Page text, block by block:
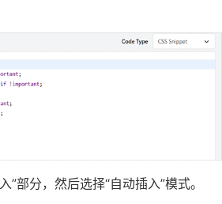
”部分，然后选择“自动插入”模式。